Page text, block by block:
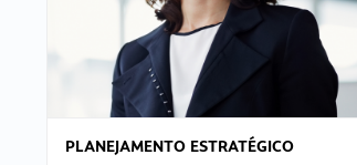
PLANEJAMENTO ESTRATÉGICO